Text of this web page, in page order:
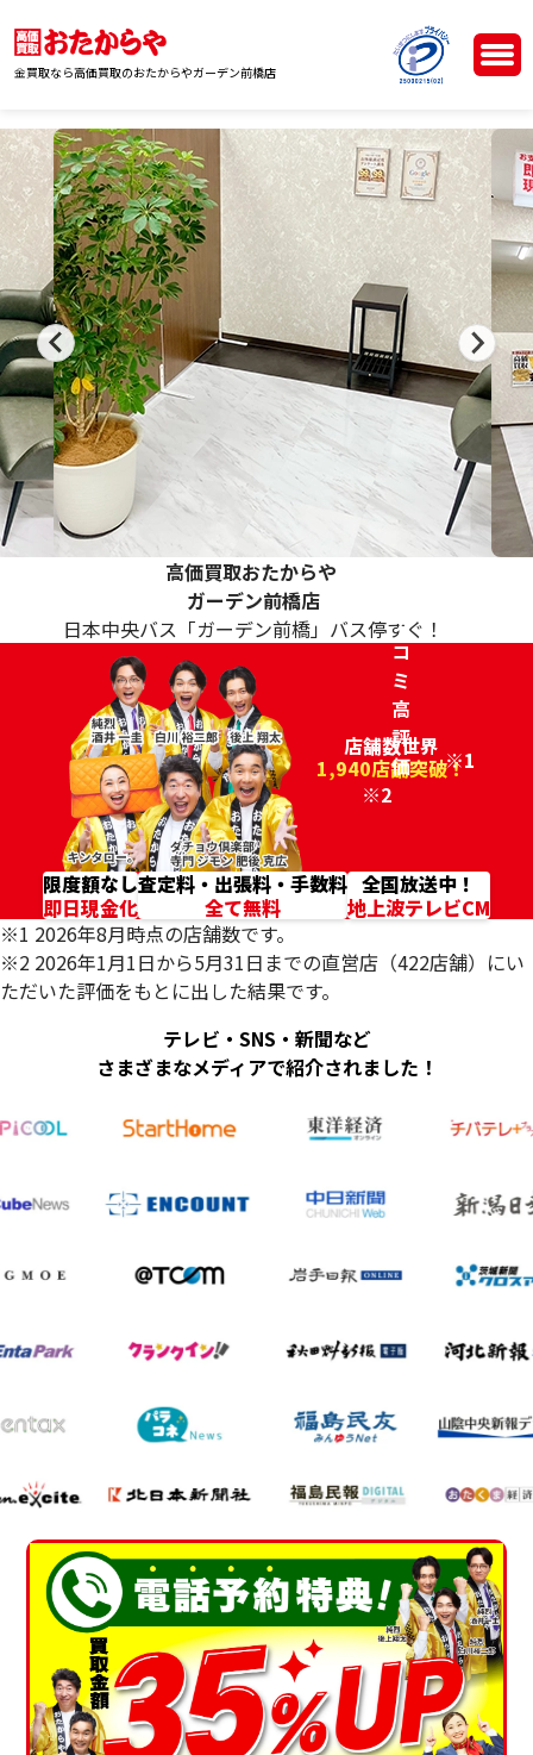
金買取なら高価買取のおたからやガーデン前橋店
高価買取おたからや
ガーデン前橋店
日本中央バス「ガーデン前橋」バス停すぐ！
店舗数世界
1,940店舗突破！
※1
チ
コ
ミ
高
評
価
96.2%
※2
限度額なし
即日現金化
査定料・出張料・手数料
全て無料
全国放送中！
地上波テレビCM
※1 2026年8月時点の店舗数です。
※2 2026年1月1日から5月31日までの直営店（422店舗）にい
ただいた評価をもとに出した結果です。
テレビ・SNS・新聞など
さまざまなメディアで紹介されました！